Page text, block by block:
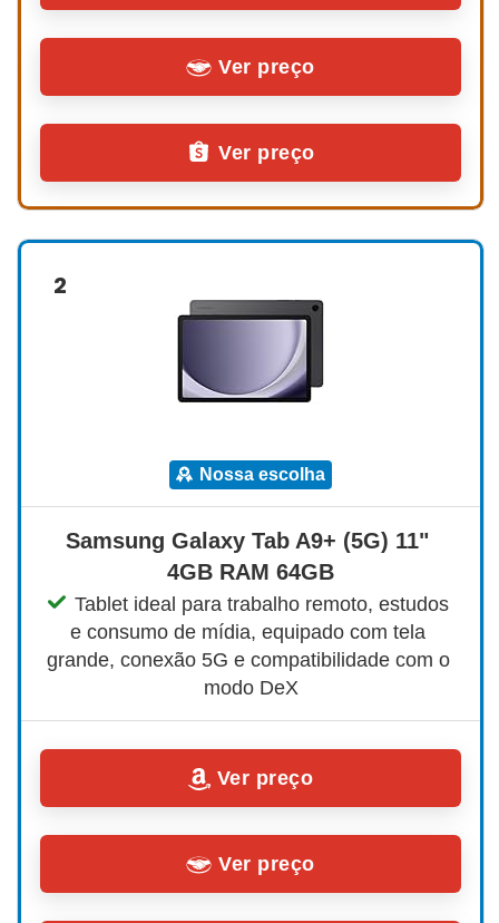
Ver preço
Ver preço
2
nossa escolha
Samsung Galaxy Tab A9+ (5G) 11"
4GB RAM 64GB
Tablet ideal para trabalho remoto, estudos
e consumo de mídia, equipado com tela
grande, conexão 5G e compatibilidade com o
modo DeX
Ver preço
Ver preço